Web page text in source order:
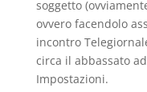
soggetto
ovvero facendolo
incontro
circa il abbassato
Impostazioni.